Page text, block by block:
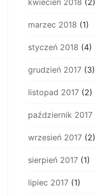
marzec 2018 (1)
styczeń 2018 (4)
grudzień 2017 (3)
listopad 2017 (2)
październik 2017
wrzesień 2017 (2)
sierpień 2017 (1)
lipiec 2017 (1)